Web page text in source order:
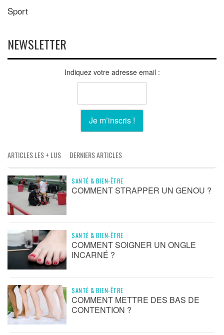
Sport
NEWSLETTER
Indiquez votre adresse email :
ARTICLES LES + LUS DERNIERS ARTICLES
SANTÉ & BIEN-ÊTRE
COMMENT STRAPPER UN GENOU ?
SANTÉ & BIEN-ÊTRE
COMMENT SOIGNER UN ONGLE
INCARNÉ ?
SANTÉ & BIEN-ÊTRE
COMMENT METTRE DES BAS DE
CONTENTION ?